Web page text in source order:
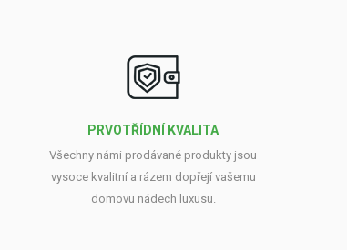
PRVOTŘÍDNÍ KVALITA
Všechny námi prodávané produkty jsou
vysoce kvalitní a rázem dopřejí vašemu
domovu nádech luxusu.